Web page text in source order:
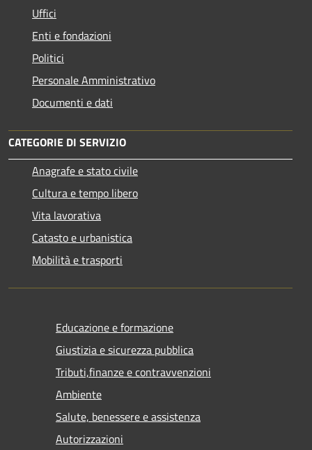
Uffici
Enti e fondazioni
Politici
Personale Amministrativo
Documenti e dati
CATEGORIE DI SERVIZIO
Anagrafe e stato civile
Cultura e tempo libero
Vita lavorativa
Catasto e urbanistica
Mobilità e trasporti
Educazione e formazione
Giustizia e sicurezza pubblica
Tributi,finanze e contravvenzioni
Ambiente
Salute, benessere e assistenza
Autorizzazioni